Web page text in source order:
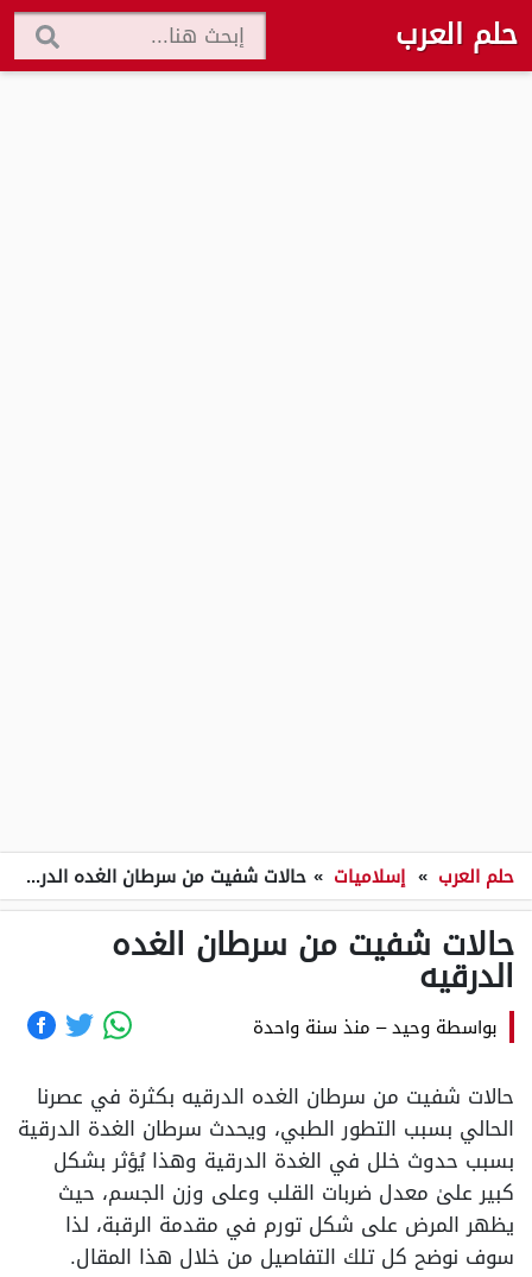
حلم العرب
حلم العرب » إسلاميات » حالات شفيت من سرطان الغده الدرقيه
حالات شفيت من سرطان الغده
الدرقيه
بواسطة وحيد– منذ سنة واحدة
حالات شفيت من سرطان الغده الدرقيه بكثرة في عصرنا
الحالي بسبب التطور الطبي، ويحدث سرطان الغدة الدرقية
بسبب حدوث خلل في الغدة الدرقية وهذا يُؤثر بشكل
كبير علىٰ معدل ضربات القلب وعلى وزن الجسم، حيث
يظهر المرض على شكل تورم في مقدمة الرقبة، لذا
سوف نوضح كل تلك التفاصيل من خلال هذا المقال.